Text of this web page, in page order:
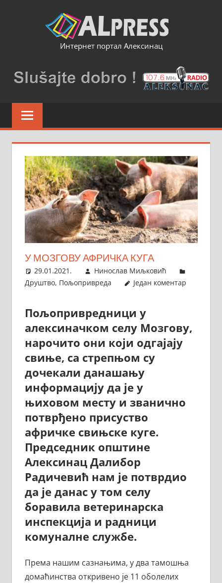
Интернет портал Алексинац
У МОЗГОВУ АФРИЧКА КУГА
29.01.2021.
Нинослав Миљковић
Друштво, Пољопривреда Један коментар
Пољопривредници у
алексиначком селу Мозгову,
нарочито они који одгајају
свиње, са стрепњом су
дочекали данашању
информацију да је у
њиховом месту и званично
потврђено присуство
афричке свињске куге.
Председник општине
Алексинац Далибор
Радичевић нам је потврдио
да је данас у том селу
боравила ветеринарска
инспекција и радници
комуналне службе.
Према нашим сазнањима, у два тамошња
домаћинства откривено је 11 оболелих